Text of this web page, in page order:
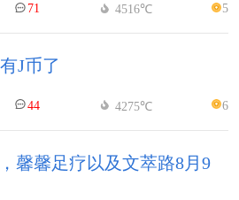
71 4516℃ 5
J币了
44 4275℃ 6
馨馨足疗以及文萃路8月9